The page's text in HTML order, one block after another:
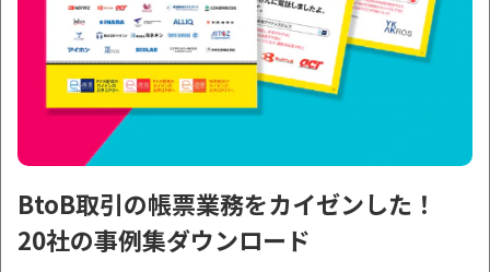
BtoB取引の帳票業務をカイゼンした！
20社の事例集ダウンロード